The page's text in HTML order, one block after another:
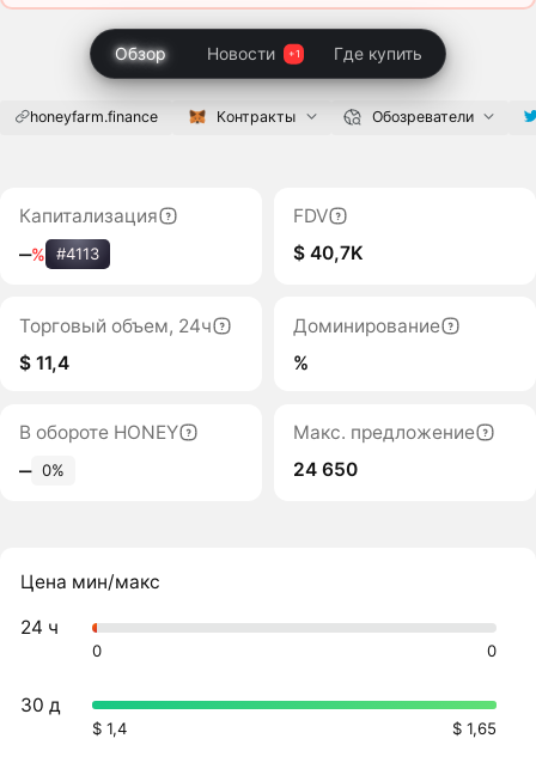
Обзор Новости Где купить
honeyfarm.finance Контракты Обозреватели
Капитализация
‒% #4113
FDV
$ 40,7K
Торговый объем, 24ч
$ 11,4
Доминирование
%
В обороте HONEY
‒ 0%
Макс. предложение
24 650
Цена мин/макс
24 ч
0 0
30 д
$ 1,4 $ 1,65